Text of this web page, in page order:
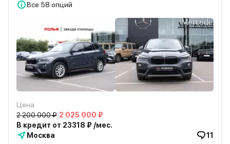
Все 58 опций
Цена
2 200 000 ₽ 2 025 000 ₽
В кредит от 23318 ₽ /мес.
Москва
11